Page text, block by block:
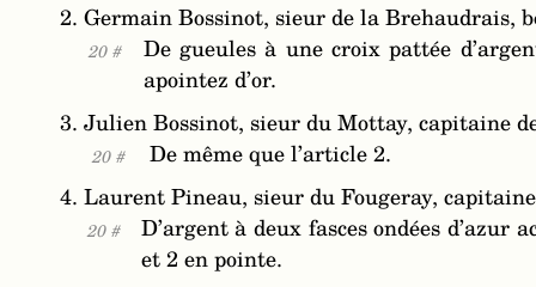
2. Germain Bossinot, sieur de la Brehaudrais,
20 #
De gueules à une croix pattée
apointez d’or.
3. Julien Bossinot, sieur du Mottay, capitaine
20 #
De même que l’article 2.
4. Laurent Pineau, sieur du Fougeray,
20 #
D’argent à deux fasces ondées d’azur
et 2 en pointe.